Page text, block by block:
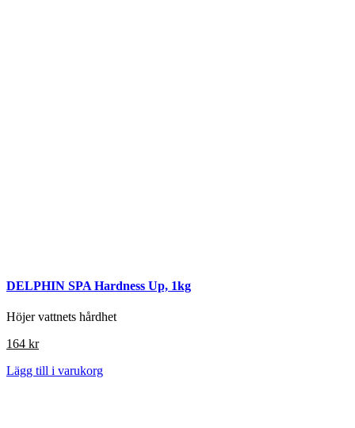
DELPHIN SPA Hardness Up, 1kg
Höjer vattnets hårdhet
164 kr
Lägg till i varukorg